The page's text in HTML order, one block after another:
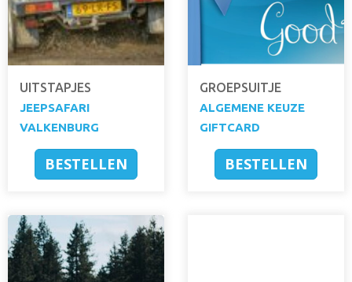
UITSTAPJES
JEEPSAFARI
VALKENBURG
BESTELLEN
GROEPSUITJE
ALGEMENE KEUZE
GIFTCARD
BESTELLEN